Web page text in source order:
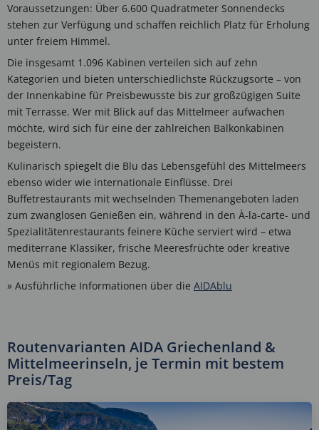
Voraussetzungen: Über 6.600 Quadratmeter Sonnendecks
stehen zur Verfügung und schaffen reichlich Platz für Erholung
unter freiem Himmel.
Die insgesamt 1.096 Kabinen verteilen sich auf zehn
Kategorien und bieten unterschiedlichste Rückzugsorte – von
der Innenkabine für Preisbewusste bis zur großzügigen Suite
mit Terrasse. Wer mit Blick auf das Mittelmeer aufwachen
möchte, wird sich für eine der zahlreichen Balkonkabinen
begeistern.
Kulinarisch spiegelt die Blu das Lebensgefühl des Mittelmeers
ebenso wider wie internationale Einflüsse. Drei
Buffetrestaurants mit wechselnden Themenangeboten laden
zum zwanglosen Genießen ein, während in den À-la-carte- und
Spezialitätenrestaurants feinere Küche serviert wird – etwa
mediterrane Klassiker, frische Meeresfrüchte oder kreative
Menüs mit regionalem Bezug.
» Ausführliche Informationen über die AIDAblu
Routenvarianten AIDA Griechenland &
Mittelmeerinseln, je Termin mit bestem
Preis/Tag